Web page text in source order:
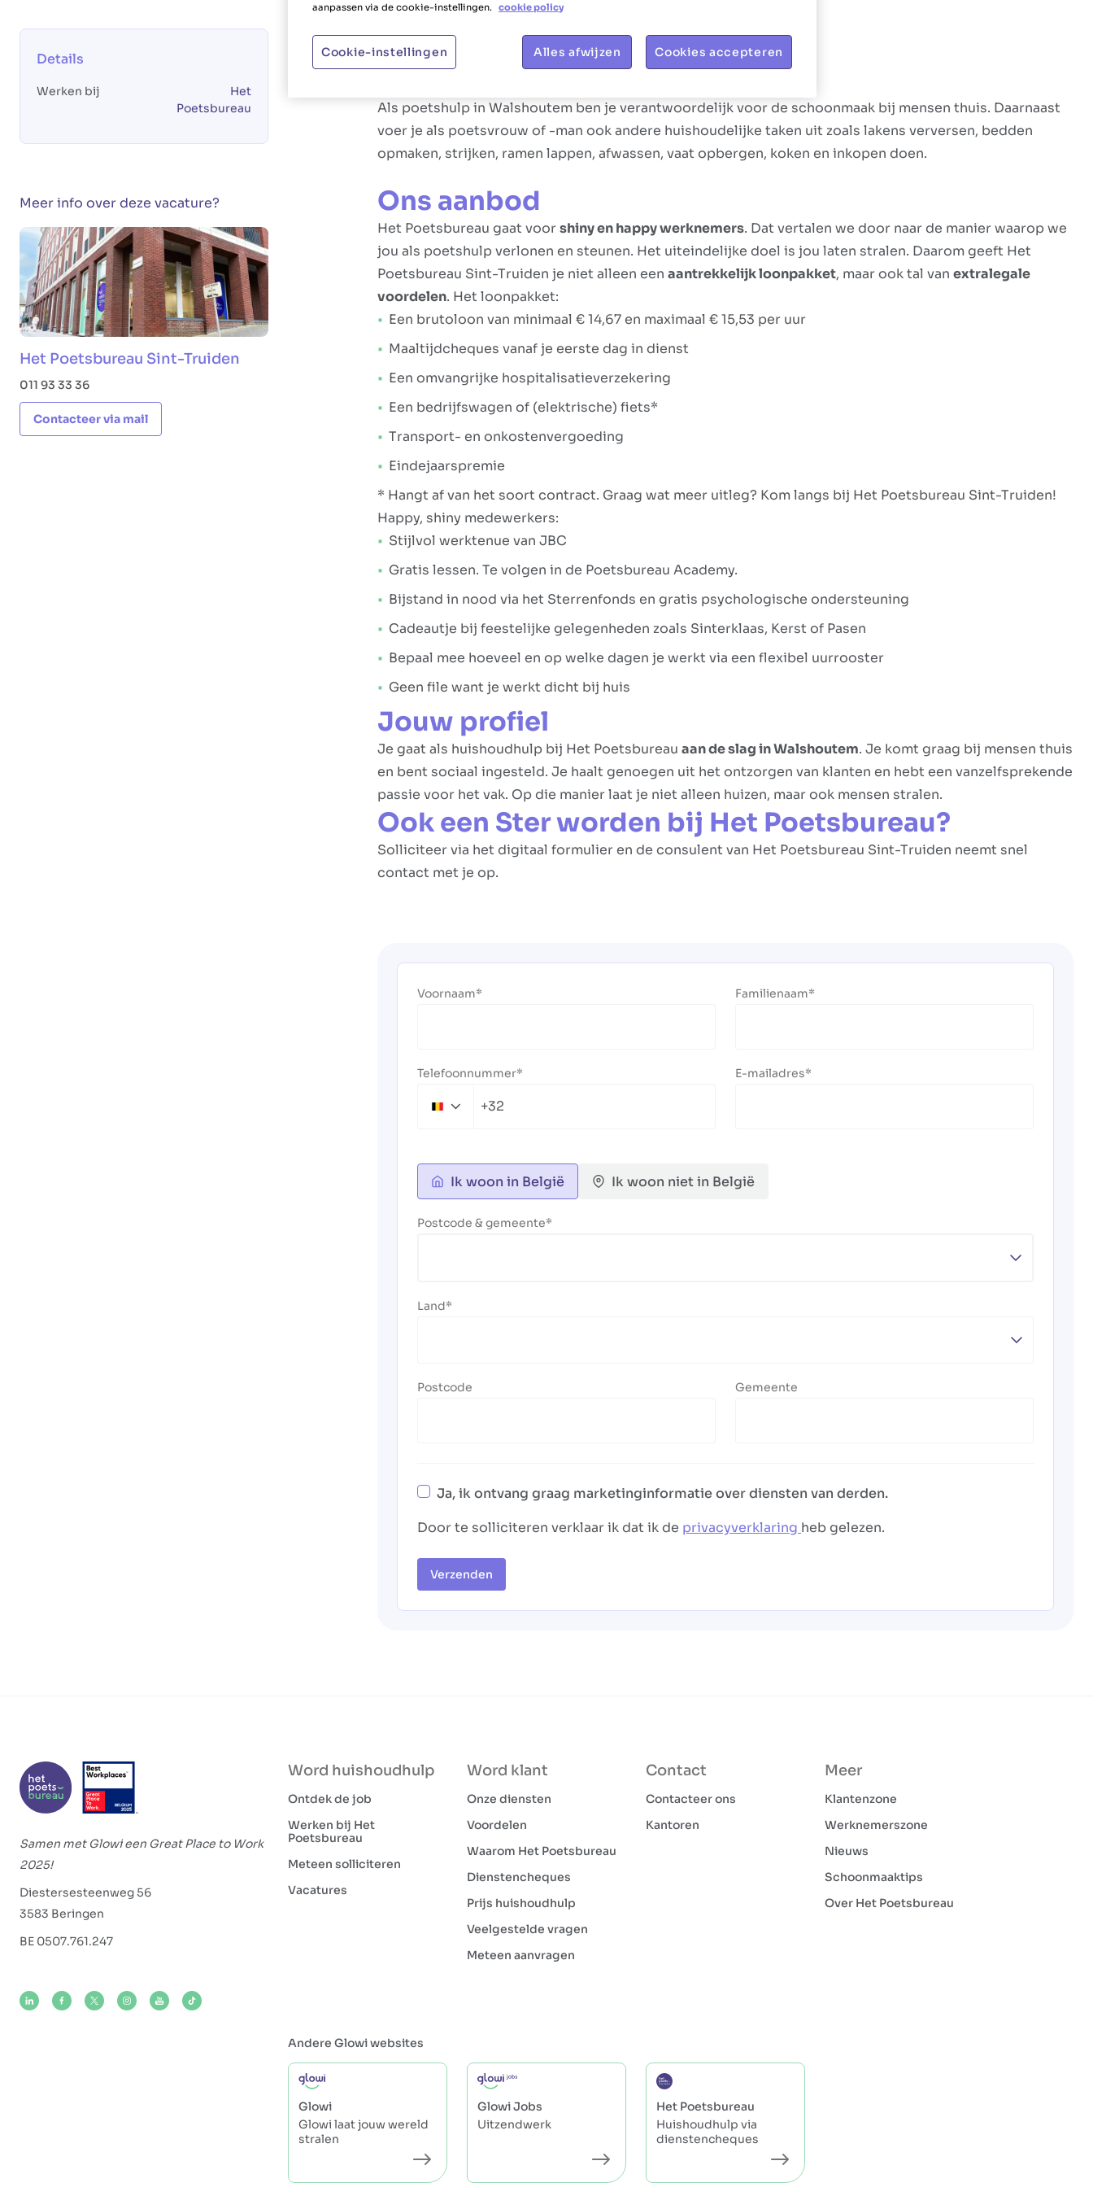
Details
Werken bij
Het
Poetsbureau
Meer info over deze vacature?
Het Poetsbureau Sint-Truiden
011 93 33 36
Contacteer via mail
Taakbeschrijving
Als poetshulp in Walshoutem ben je verantwoordelijk voor de schoonmaak bij mensen thuis. Daarnaast
voer je als poetsvrouw of -man ook andere huishoudelijke taken uit zoals lakens verversen, bedden
opmaken, strijken, ramen lappen, afwassen, vaat opbergen, koken en inkopen doen.
Ons aanbod
Het Poetsbureau gaat voorshiny en happy werknemers. Dat vertalen we door naar de manier waarop we
jou als poetshulp verlonen en steunen. Het uiteindelijke doel is jou laten stralen. Daarom geeft Het
Poetsbureau Sint-Truiden je niet alleen een aantrekkelijk loonpakket, maar ook tal van extralegale
voordelen. Het loonpakket:
Een brutoloon van minimaal € 14,67 en maximaal € 15,53 per uur
Maaltijdcheques vanaf je eerste dag in dienst
Een omvangrijke hospitalisatieverzekering
Een bedrijfswagen of (elektrische) fiets*
Transport- en onkostenvergoeding
Eindejaarspremie
* Hangt af van het soort contract. Graag wat meer uitleg? Kom langs bij Het Poetsbureau Sint-Truiden!
Happy, shiny medewerkers:
Stijlvol werktenue van JBC
Gratis lessen. Te volgen in de Poetsbureau Academy.
Bijstand in nood via het Sterrenfonds en gratis psychologische ondersteuning
Cadeautje bij feestelijke gelegenheden zoals Sinterklaas, Kerst of Pasen
Bepaal mee hoeveel en op welke dagen je werkt via een flexibel uurrooster
Geen file want je werkt dicht bij huis
Jouw profiel
Je gaat als huishoudhulp bij Het Poetsbureau aan de slag in Walshoutem. Je komt graag bij mensen thuis
en bent sociaal ingesteld. Je haalt genoegen uit het ontzorgen van klanten en hebt een vanzelfsprekende
passie voor het vak. Op die manier laat je niet alleen huizen, maar ook mensen stralen.
Ook een Ster worden bij Het Poetsbureau?
Solliciteer via het digitaal formulier en de consulent van Het Poetsbureau Sint-Truiden neemt snel
contact met je op.
Voornaam Familienaam
Telefoonnummer
Belgium+32
E-mailadres
Ik woon in België Ik woon niet in België
Postcode & gemeente
Land
Postcode Gemeente
Ja, ik ontvang graag marketinginformatie over diensten van derden.
Door te solliciteren verklaar ik dat ik de privacyverklaring heb gelezen.
Verzenden
Samen met Glowi een Great Place to Work
2025!
Diestersesteenweg 56
3583 Beringen
BE 0507.761.247
Word huishoudhulp
Ontdek de job
Werken bij Het
Poetsbureau
Meteen solliciteren
Vacatures
Word klant
Onze diensten
Voordelen
Waarom Het Poetsbureau
Dienstencheques
Prijs huishoudhulp
Veelgestelde vragen
Meteen aanvragen
Contact
Contacteer ons
Kantoren
Meer
Klantenzone
Werknemerszone
Nieuws
Schoonmaaktips
Over Het Poetsbureau
Andere Glowi websites
Glowi
Glowi laat jouw wereld
stralen
Glowi Jobs
Uitzendwerk
Het Poetsbureau
Huishoudhulp via
dienstencheques
aanpassen via de cookie-instellingen.
cookie policy
Alles afwijzen Cookies accepteren
Cookie-instellingen